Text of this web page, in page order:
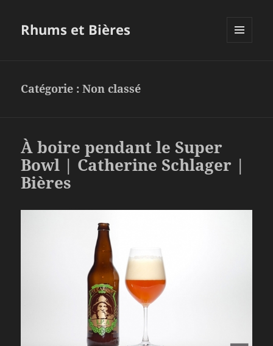
Rhums et Bières
Catégorie :Non classé
À boire pendant le Super
Bowl | Catherine Schlager |
Bières